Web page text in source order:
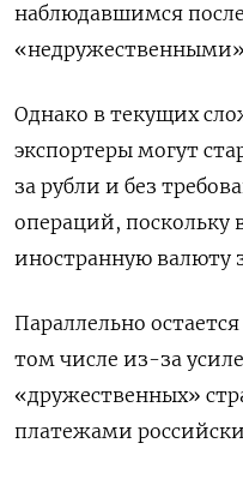
наблюдавшимся
Однако в текущих
экспортеры могут
за рубли и без
операций, поскольку
иностранную валюту
Параллельно
том числе из-за
«дружественных»
платежами